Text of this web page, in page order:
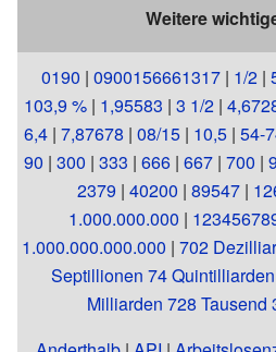
Weitere
0190 | 0900156661317 | 1/2 |
103,9 % | 1,95583 | 3 1/2 |
6,4 | 7,87678 | 08/15 | 10,5 | 54-
90 | 300 | 333 | 666 | 667 | 700 |
2379 | 40200 | 89547 |
1.000.000.000 |
1.000.000.000.000 | 702
Septillionen 74
Milliarden 728 Tausend